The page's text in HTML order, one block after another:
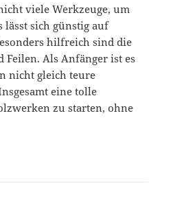
viele Werkzeuge, um
lässt sich günstig auf
hilfreich sind die
Feilen. Als Anfänger ist es
nicht gleich teure
eine tolle
zu starten, ohne